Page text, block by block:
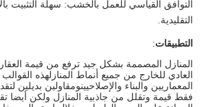
التوافق القياسي للعمل بالخشب: سهلة التثبيت
التقليدية.
التطبيقات:
المنازل المصممة بشكل جيد ترفع من قيمة
العادي للخارج من جميع أنماط المنازلهذه
المعماريين والبناء والإصلاحيينومقاولين بديلين
فقط قيمة وتقلل من جاذبية المنازل ولكن أيضا